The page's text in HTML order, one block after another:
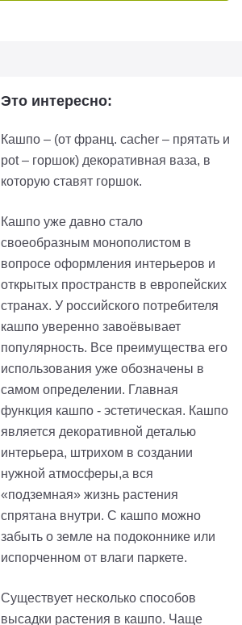
Это интересно:
Кашпо – (от франц. cacher – прятать и
pot – горшок) декоративная ваза, в
которую ставят горшок.
Кашпо уже давно стало
своеобразным монополистом в
вопросе оформления интерьеров и
открытых пространств в европейских
странах. У российского потребителя
кашпо уверенно завоёвывает
популярность. Все преимущества его
использования уже обозначены в
самом определении. Главная
функция кашпо - эстетическая. Кашпо
является декоративной деталью
интерьера, штрихом в создании
нужной атмосферы,а вся
«подземная» жизнь растения
спрятана внутри. С кашпо можно
забыть о земле на подоконнике или
испорченном от влаги паркете.
Существует несколько способов
высадки растения в кашпо. Чаще